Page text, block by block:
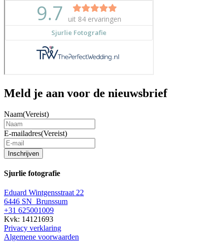
Meld je aan voor de nieuwsbrief
Naam(Vereist)
E-mailadres(Vereist)
Inschrijven
Sjurlie fotografie
Eduard Wintgensstraat 22
6446 SN Brunssum
+31 625001009
Kvk: 14121693
Privacy verklaring
Algemene voorwaarden